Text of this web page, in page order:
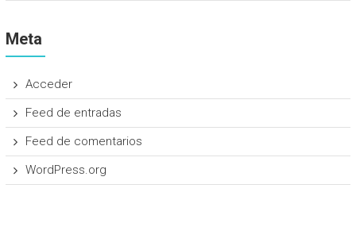
Meta
Acceder
Feed de entradas
Feed de comentarios
WordPress.org